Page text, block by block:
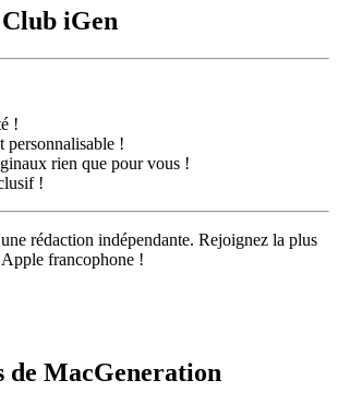
iGen
!
personnalisable !
rien que pour vous !
!
rédaction indépendante. Rejoignez la plus
francophone !
de MacGeneration